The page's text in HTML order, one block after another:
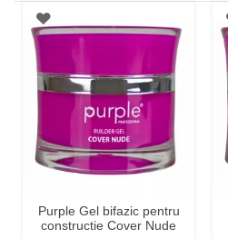
Purple Gel bifazic pentru
constructie Cover Nude